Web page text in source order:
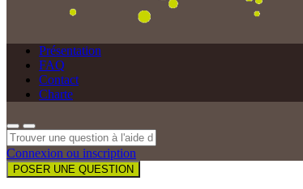
Présentation
FAQ
Contact
Charte
Connexion ou inscription
POSER UNE QUESTION